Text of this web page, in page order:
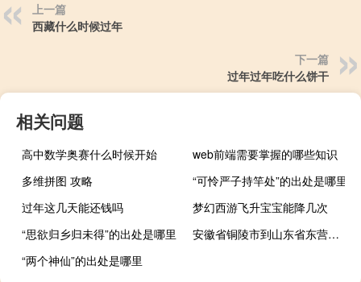
上一篇
西藏什么时候过年
下一篇
过年过年吃什么饼干
相关问题
高中数学奥赛什么时候开始
web前端需要掌握的哪些知识
多维拼图 攻略
“可怜严子持竿处”的出处是哪里
过年这几天能还钱吗
梦幻西游飞升宝宝能降几次
“思欲归乡归未得”的出处是哪里
安徽省铜陵市到山东省东营市广饶县多少公里。
“两个神仙”的出处是哪里